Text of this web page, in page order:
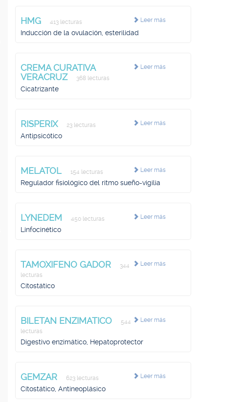
Leer más
HMG 413 lecturas
Inducción de la ovulación, esterilidad
Leer más
CREMA CURATIVA
VERACRUZ
368 lecturas
Cicatrizante
Leer más
RISPERIX 23 lecturas
Antipsicótico
Leer más
MELATOL 154 lecturas
Regulador fisiológico del ritmo sueño-vigilia
Leer más
LYNEDEM 450 lecturas
Linfocinético
Leer más
TAMOXIFENO GADOR
344
lecturas
Citostático
Leer más
BILETAN ENZIMATICO
544
lecturas
Digestivo enzimático, Hepatoprotector
Leer más
GEMZAR 623 lecturas
Citostático, Antineoplásico